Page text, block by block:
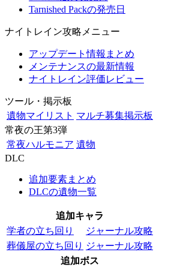
Tarnished Packの発売日
ナイトレイン攻略メニュー
アップデート情報まとめ
メンテナンスの最新情報
ナイトレイン評価レビュー
ツール・掲示板
遺物マイリスト マルチ募集掲示板
常夜の王第3弾
常夜ハルモニア 遺物
DLC
追加要素まとめ
DLCの遺物一覧
追加キャラ
学者の立ち回り
ジャーナル攻略
葬儀屋の立ち回り ジャーナル攻略
追加ボス